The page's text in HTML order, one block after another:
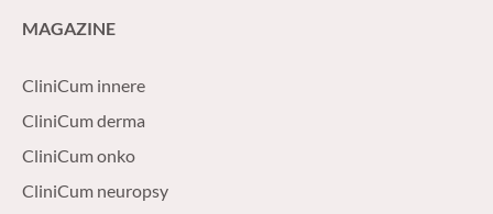
MAGAZINE
CliniCum innere
CliniCum derma
CliniCum onko
CliniCum neuropsy